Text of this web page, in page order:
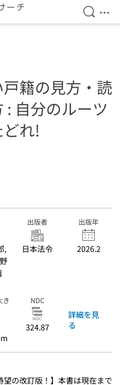
検索を
メ
籍の見方・読
: 自分のルーツ
れ!
,
出版者
日本法令
出版年
2026.2
き
NDC
324.87
詳細を見
る
望の改訂版！】本書は現在まで